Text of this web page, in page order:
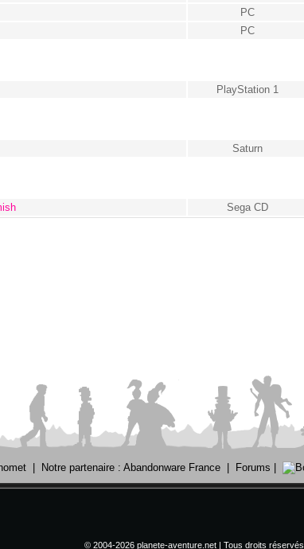
PC
PC
PlayStation 1
Saturn
Sega CD
| Notre partenaire : Abandonware France| Forums
© 2004-2026 planete-aventure.net | Tous droits réservés.